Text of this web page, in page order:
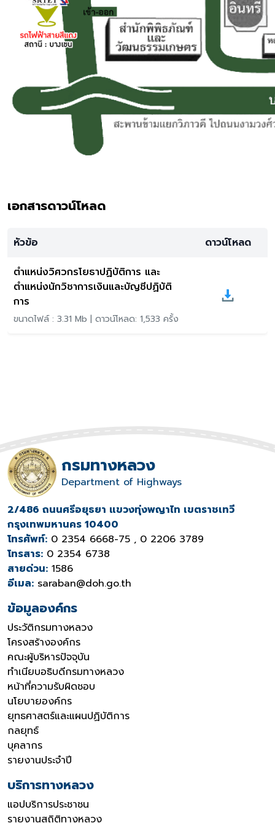
เอกสารดาวน์โหลด
หัวข้อ
ดาวน์โหลด
ตำแหน่งวิศวกรโยธาปฏิบัติการ และ
ตำแหน่งนักวิชาการเงินและบัญชีปฏิบัติ
การ
ขนาดไฟล์ : 3.31 Mb | ดาวน์โหลด: 1,533 ครั้ง
กรมทางหลวง
Department of Highways
2/486 ถนนศรีอยุธยา แขวงทุ่งพญาไท เขตราชเทวี
กรุงเทพมหานคร 10400
โทรศัพท์: 0 2354 6668-75 , 0 2206 3789
โทรสาร: 0 2354 6738
สายด่วน: 1586
อีเมล: saraban@doh.go.th
ข้อมูลองค์กร
ประวัติกรมทางหลวง
โครงสร้างองค์กร
คณะผู้บริหารปัจจุบัน
ทำเนียบอธิบดีกรมทางหลวง
หน้าที่ความรับผิดชอบ
นโยบายองค์กร
ยุทธศาสตร์และแผนปฏิบัติการ
กลยุทธ์
บุคลากร
รายงานประจำปี
บริการทางหลวง
แอปบริการประชาชน
รายงานสถิติทางหลวง